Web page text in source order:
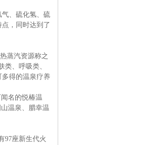
、硫化氢、硫
，同时达到了
蒸汽资源称之
、呼吸类、
得的温泉疗养
名的悦椿温
温泉、腊幸温
97座新生代火